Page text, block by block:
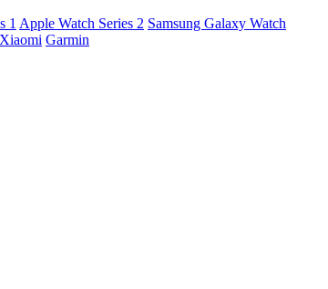
1 Apple Watch Series 2 Samsung Galaxy Watch
Xiaomi Garmin